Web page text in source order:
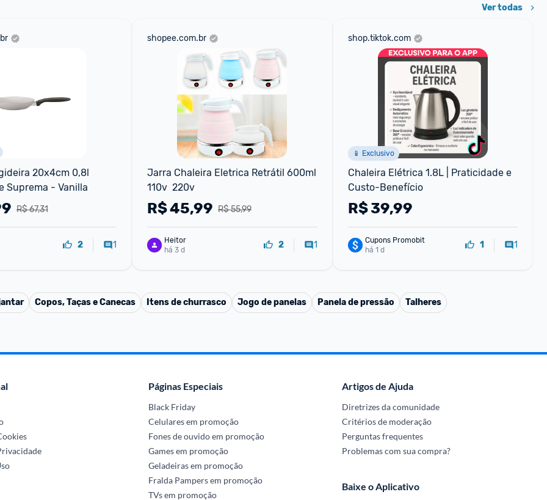
Ver todas
20x4cm 0,8l
Suprema - Vanilla
R$ 67,31
2 1
shopee.com.br
Jarra Chaleira Eletrica Retrátil 600ml
110v  220v
R$ 55,99
R$45,99
Heitor
há 3 d
2 1
shop.tiktok.com
📱 Exclusivo
Chaleira Elétrica 1.8L | Praticidade e
Custo-Benefício
R$39,99
Cupons Promobit
há 1 d
1 1
Copos, Taças e Canecas Itens de churrasco Jogo de panelas Panela de pressão Talheres
Páginas Especiais
Black Friday
Celulares em promoção
Fones de ouvido em promoção
Games em promoção
Geladeiras em promoção
Fralda Pampers em promoção
TVs em promoção
Artigos de Ajuda
Diretrizes da comunidade
Critérios de moderação
Perguntas frequentes
Problemas com sua compra?
Baixe o Aplicativo